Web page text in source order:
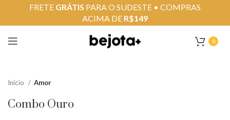
0
Início Amor
Combo Ouro
FRETE GRÁTIS PARA O SUDESTE • COMPRAS
ACIMA DE R$149